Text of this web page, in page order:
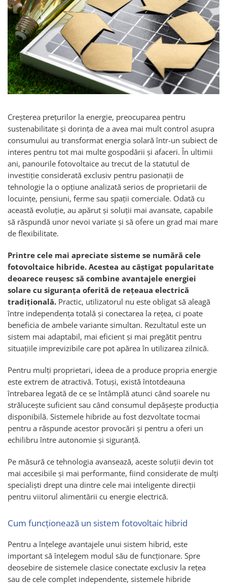
Acumulatori de stocare
Componente sisteme de balcon
Creșterea prețurilor la energie, preocuparea pentru
sustenabilitate și dorința de a avea mai mult control asupra
consumului au transformat energia solară într-un subiect de
interes pentru tot mai multe gospodării și afaceri. În ultimii
ani, panourile fotovoltaice au trecut de la statutul de
investiție considerată exclusiv pentru pasionații de
tehnologie la o opțiune analizată serios de proprietarii de
locuințe, pensiuni, ferme sau spații comerciale. Odată cu
această evoluție, au apărut și soluții mai avansate, capabile
să răspundă unor nevoi variate și să ofere un grad mai mare
de flexibilitate.
Printre cele mai apreciate sisteme se numără cele
fotovoltaice hibride. Acestea au câștigat popularitate
deoarece reușesc să combine avantajele energiei
solare cu siguranța oferită de rețeaua electrică
tradițională. Practic, utilizatorul nu este obligat să aleagă
între independența totală și conectarea la rețea, ci poate
beneficia de ambele variante simultan. Rezultatul este un
sistem mai adaptabil, mai eficient și mai pregătit pentru
situațiile imprevizibile care pot apărea în utilizarea zilnică.
Pentru mulți proprietari, ideea de a produce propria energie
este extrem de atractivă. Totuși, există întotdeauna
întrebarea legată de ce se întâmplă atunci când soarele nu
strălucește suficient sau când consumul depășește producția
disponibilă. Sistemele hibride au fost dezvoltate tocmai
pentru a răspunde acestor provocări și pentru a oferi un
echilibru între autonomie și siguranță.
Pe măsură ce tehnologia avansează, aceste soluții devin tot
mai accesibile și mai performante, fiind considerate de mulți
specialiști drept una dintre cele mai inteligente direcții
pentru viitorul alimentării cu energie electrică.
Cum funcționează un sistem fotovoltaic hibrid
Pentru a înțelege avantajele unui sistem hibrid, este
important să înțelegem modul său de funcționare. Spre
deosebire de sistemele clasice conectate exclusiv la rețea
sau de cele complet independente, sistemele hibride